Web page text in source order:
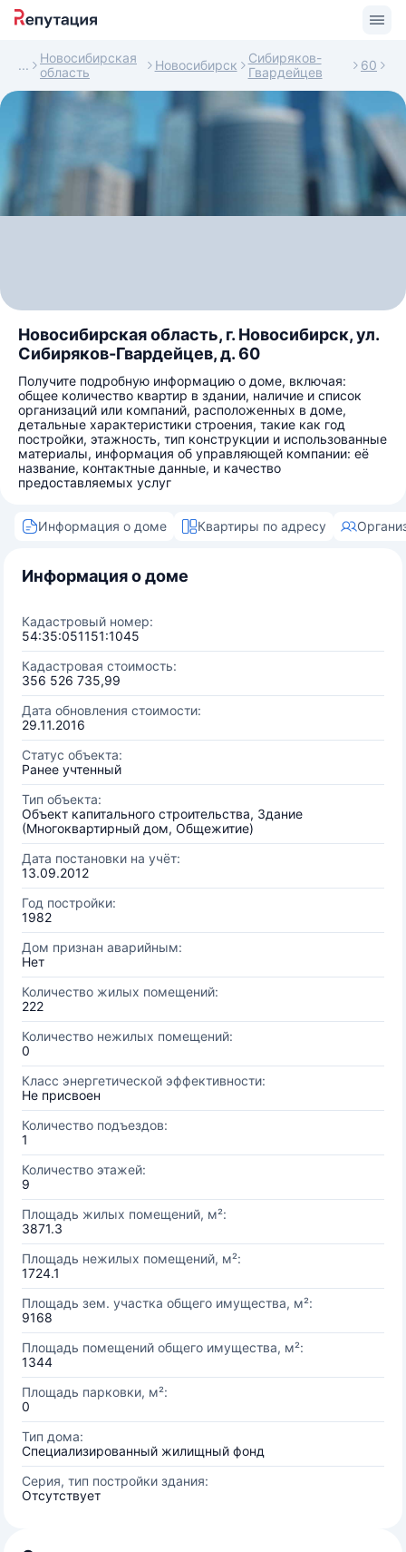
Новосибирская
область
Новосибирск
Сибиряков-
Гвардейцев
60
Новосибирская область, г. Новосибирск, ул.
Сибиряков-Гвардейцев, д. 60
Получите подробную информацию о доме, включая:
общее количество квартир в здании, наличие и список
организаций или компаний, расположенных в доме,
детальные характеристики строения, такие как год
постройки, этажность, тип конструкции и использованные
материалы, информация об управляющей компании: её
название, контактные данные, и качество
предоставляемых услуг
Информация о доме Квартиры по адресу
Информация о доме
Кадастровый номер:
54:35:051151:1045
Кадастровая стоимость:
356 526 735,99
Дата обновления стоимости:
29.11.2016
Статус объекта:
Ранее учтенный
Тип объекта:
Объект капитального строительства, Здание
(Многоквартирный дом, Общежитие)
Дата постановки на учёт:
13.09.2012
Год постройки:
1982
Дом признан аварийным:
Нет
Количество жилых помещений:
222
Количество нежилых помещений:
0
Класс энергетической эффективности:
Не присвоен
Количество подъездов:
1
Количество этажей:
9
Площадь жилых помещений, м²:
3871.3
Площадь нежилых помещений, м²:
1724.1
Площадь зем. участка общего имущества, м²:
9168
Площадь помещений общего имущества, м²:
1344
Площадь парковки, м²:
0
Тип дома:
Специализированный жилищный фонд
Серия, тип постройки здания:
Отсутствует